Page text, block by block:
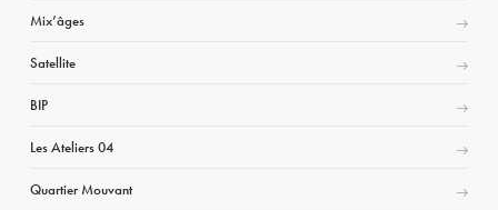
Mix’âges
Satellite
BIP
Les Ateliers 04
Quartier Mouvant